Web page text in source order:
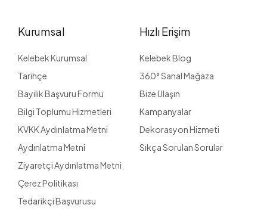
Kurumsal
Kelebek Kurumsal
Tarihçe
Bayilik Başvuru Formu
Bilgi Toplumu Hizmetleri
KVKK Aydınlatma Metni
Aydınlatma Metni
Ziyaretçi Aydınlatma Metni
Çerez Politikası
Tedarikçi Başvurusu
Hızlı Erişim
Kelebek Blog
360° Sanal Mağaza
Bize Ulaşın
Kampanyalar
Dekorasyon Hizmeti
Sıkça Sorulan Sorular